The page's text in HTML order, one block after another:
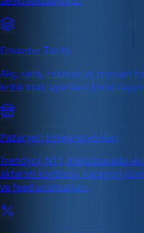
Envanter Takibi
Alış, satış, rezerve ve manuel
kritik stok uyarıları, Excel
Pazaryeri Entegrasyonları
Trendyol, N11, Hepsiburada ve
aktarım kontrolü, kategori
ve feed anahtarları.
Enabase Online Mağaza